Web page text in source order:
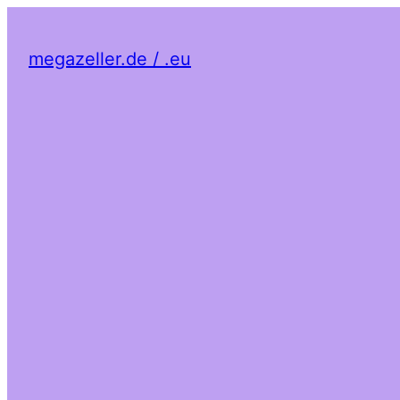
megazeller.de / .eu